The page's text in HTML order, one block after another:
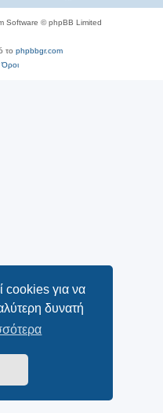
cookies για να
δυνατή
Software © phpBB Limited
το phpbbgr.com
Όροι